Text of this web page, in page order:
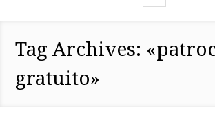
Tag Archives:
gratuito»